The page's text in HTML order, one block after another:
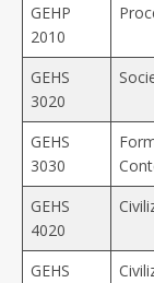
GEHP
2010
GEHS
3020
GEHS
3030
GEHS
4020
GEHS